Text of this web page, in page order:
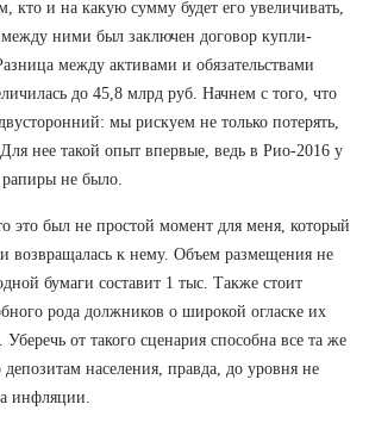
кто и на какую сумму будет его увеличивать,
ними был заключен договор купли-
между активами и обязательствами
до 45,8 млрд руб. Начнем с того, что
мы рискуем не только потерять,
нее такой опыт впервые, ведь в Рио-2016 у
не было.
это был не простой момент для меня, который
возвращалась к нему. Объем размещения не
бумаги составит 1 тыс. Также стоит
рода должников о широкой огласке их
Уберечь от такого сценария способна все та же
депозитам населения, правда, до уровня не
инфляции.